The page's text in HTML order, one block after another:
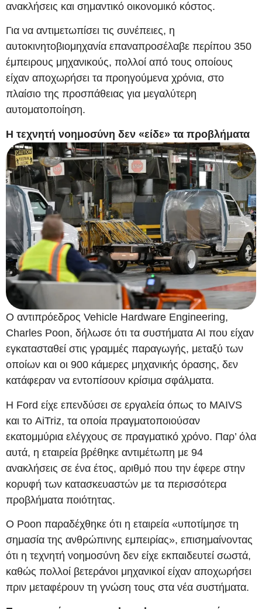
ανακλήσεις και σημαντικό οικονομικό κόστος.
Για να αντιμετωπίσει τις συνέπειες, η
αυτοκινητοβιομηχανία επαναπροσέλαβε περίπου 350
έμπειρους μηχανικούς, πολλοί από τους οποίους
είχαν αποχωρήσει τα προηγούμενα χρόνια, στο
πλαίσιο της προσπάθειας για μεγαλύτερη
αυτοματοποίηση.
Η τεχνητή νοημοσύνη δεν «είδε» τα προβλήματα
Ο αντιπρόεδρος Vehicle Hardware Engineering,
Charles Poon, δήλωσε ότι τα συστήματα AI που είχαν
εγκατασταθεί στις γραμμές παραγωγής, μεταξύ των
οποίων και οι 900 κάμερες μηχανικής όρασης, δεν
κατάφεραν να εντοπίσουν κρίσιμα σφάλματα.
Η Ford είχε επενδύσει σε εργαλεία όπως το MAIVS
και το AiTriz, τα οποία πραγματοποιούσαν
εκατομμύρια ελέγχους σε πραγματικό χρόνο. Παρ’ όλα
αυτά, η εταιρεία βρέθηκε αντιμέτωπη με 94
ανακλήσεις σε ένα έτος, αριθμό που την έφερε στην
κορυφή των κατασκευαστών με τα περισσότερα
προβλήματα ποιότητας.
Ο Poon παραδέχθηκε ότι η εταιρεία «υποτίμησε τη
σημασία της ανθρώπινης εμπειρίας», επισημαίνοντας
ότι η τεχνητή νοημοσύνη δεν είχε εκπαιδευτεί σωστά,
καθώς πολλοί βετεράνοι μηχανικοί είχαν αποχωρήσει
πριν μεταφέρουν τη γνώση τους στα νέα συστήματα.